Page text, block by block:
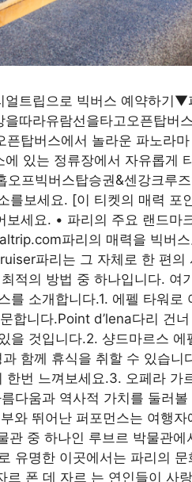
트립으로 빅버스 예약하기▼
따라유람선을타고오픈탑버
탑버스에서 놀라운 파노라
있는 정류장에서 자유롭게
프빅버스탑승권&센강크루
를보세요. [이 티켓의 매력 포
세요. • 파리의 주요 랜드마
파리의 매력을 빅버
파리는 그 자체로 한 편의
적의 방법 중 하나입니다. 여
소개합니다.1. 에펠 타워로
합니다.Point d’lena다리 건
을 것입니다.2. 샹드마르스 에
함께 휴식을 취할 수 있습니
번 느껴보세요.3. 오페라 가
다움과 역사적 가치를 둘러
와 뛰어난 퍼포먼스는 여행자
중 하나인 루브르 박물관에
유명한 이곳에서는 파리의
폰 데 자르 는 연인들이 사